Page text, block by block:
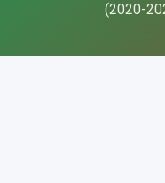
(2020-